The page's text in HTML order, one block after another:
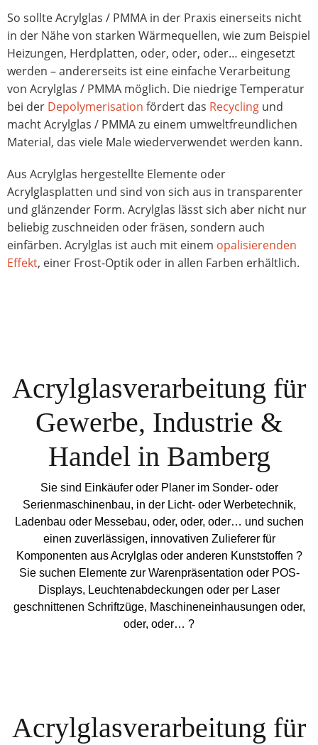
So sollte Acrylglas / PMMA in der Praxis einerseits nicht
in der Nähe von starken Wärmequellen, wie zum Beispiel
Heizungen, Herdplatten, oder, oder, oder… eingesetzt
werden – andererseits ist eine einfache Verarbeitung
von Acrylglas / PMMA möglich. Die niedrige Temperatur
bei der Depolymerisation fördert das Recycling und
macht Acrylglas / PMMA zu einem umweltfreundlichen
Material, das viele Male wiederverwendet werden kann.
Aus Acrylglas hergestellte Elemente oder
Acrylglasplatten und sind von sich aus in transparenter
und glänzender Form. Acrylglas lässt sich aber nicht nur
beliebig zuschneiden oder fräsen, sondern auch
einfärben. Acrylglas ist auch mit einem opalisierenden
Effekt, einer Frost-Optik oder in allen Farben erhältlich.
Acrylglasverarbeitung für
Gewerbe, Industrie &
Handel in Bamberg
Sie sind Einkäufer oder Planer im Sonder- oder
Serienmaschinenbau, in der Licht- oder Werbetechnik,
Ladenbau oder Messebau, oder, oder, oder… und suchen
einen zuverlässigen, innovativen Zulieferer für
Komponenten aus Acrylglas oder anderen Kunststoffen ?
Sie suchen Elemente zur Warenpräsentation oder POS-
Displays, Leuchtenabdeckungen oder per Laser
geschnittenen Schriftzüge, Maschineneinhausungen oder,
oder, oder… ?
Acrylglasverarbeitung für